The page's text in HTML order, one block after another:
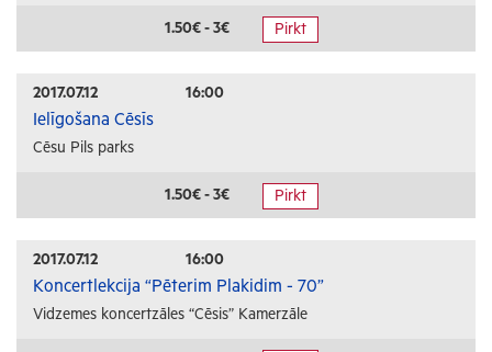
1.50€ - 3€ Pirkt
2017.07.12 16:00
Ielīgošana Cēsīs
Cēsu Pils parks
1.50€ - 3€ Pirkt
2017.07.12 16:00
Koncertlekcija “Pēterim Plakidim - 70”
Vidzemes koncertzāles “Cēsis” Kamerzāle